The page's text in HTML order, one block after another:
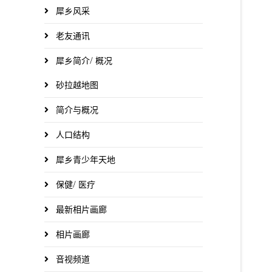
犀乡风采
老友通讯
犀乡简介/ 概况
砂拉越地图
简介与概况
人口结构
犀乡青少年天地
保健/ 医疗
最新相片画廊
相片画廊
音视频道